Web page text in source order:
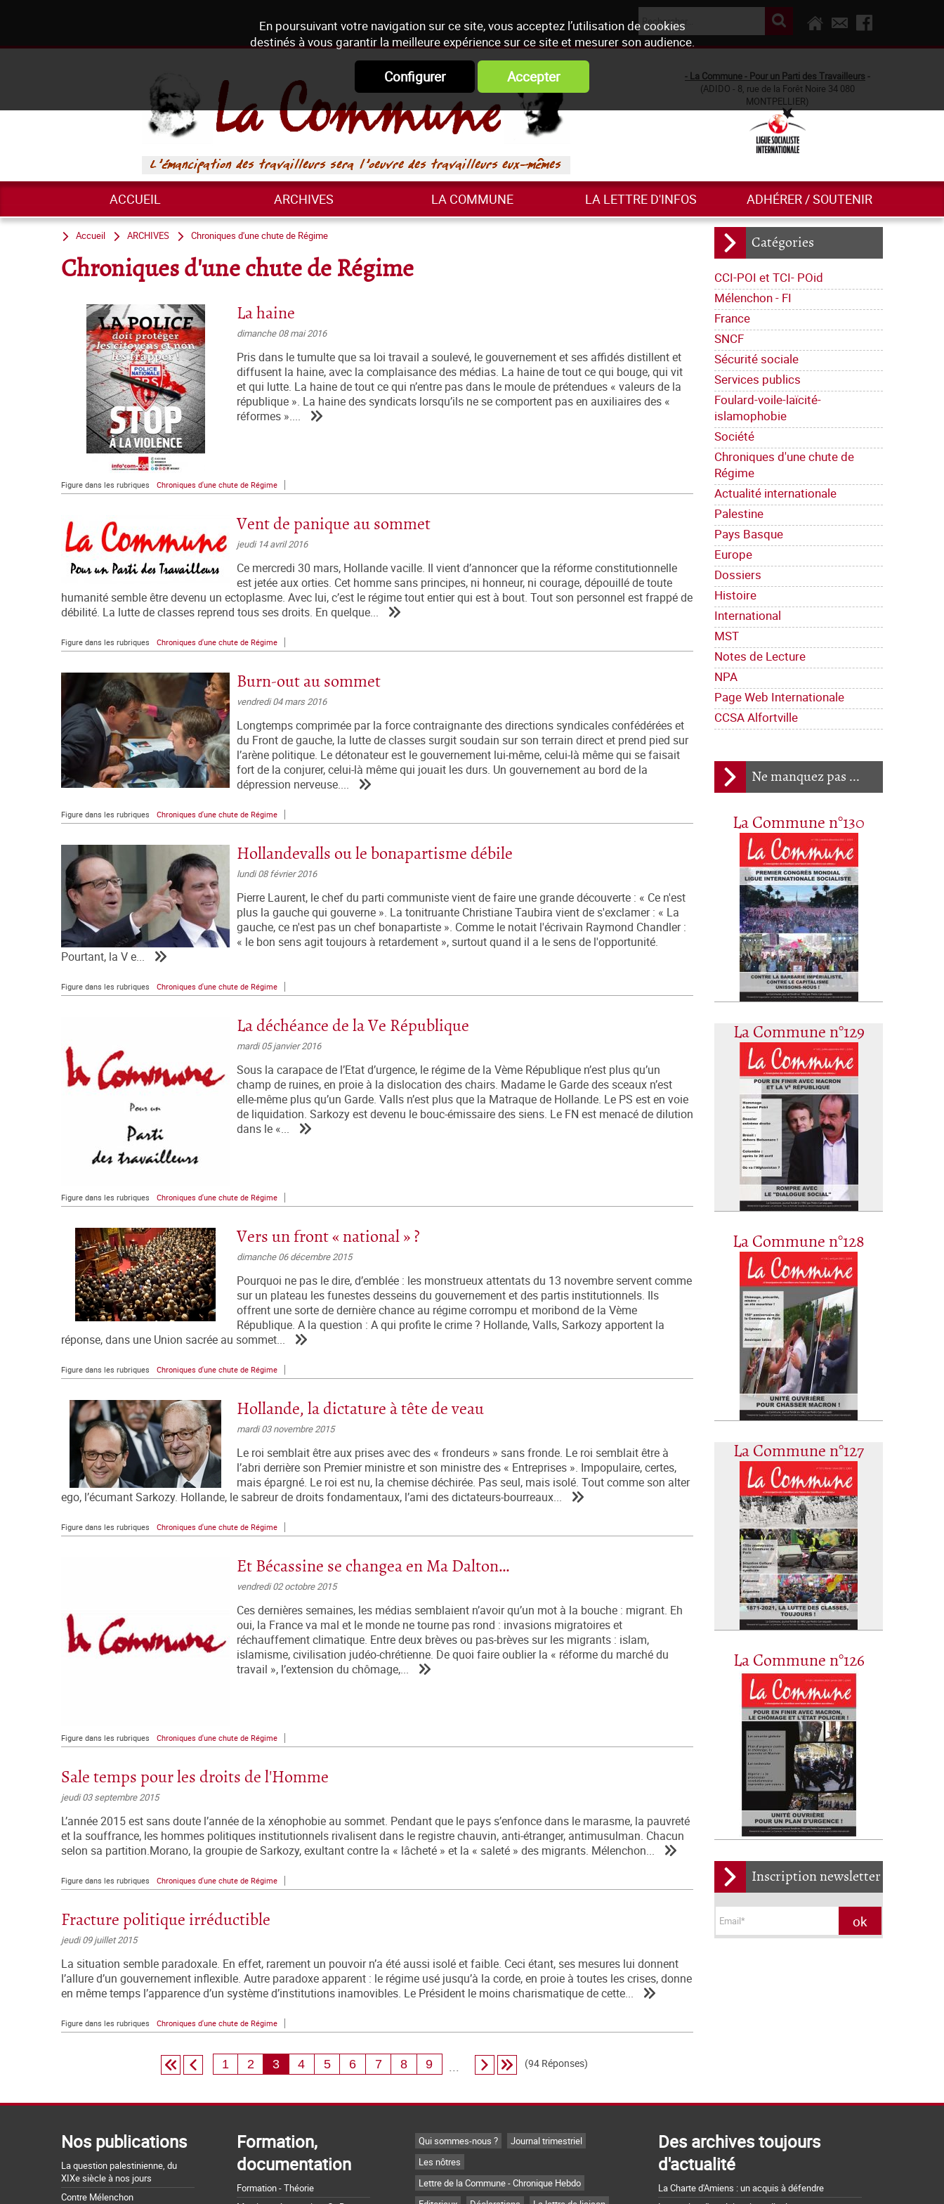
En poursuivant votre navigation sur ce site, vous acceptez l’utilisation de cookies
destinés à vous garantir la meilleure expérience sur ce site et mesurer son audience.
Configurer Accepter - La Commune - Pour un Parti des Travailleurs -
(ADIDO - 8, rue de la Forêt Noire 34 080
MONTPELLIER)
ACCUEIL ARCHIVES LA COMMUNE LA LETTRE D'INFOS ADHÉRER / SOUTENIR
Catégories
CCI-POI et TCI- POid
Mélenchon - FI
France
SNCF
Sécurité sociale
Services publics
Foulard-voile-laïcité-
islamophobie
Société
Chroniques d'une chute de
Régime
Actualité internationale
Palestine
Pays Basque
Europe
Dossiers
Histoire
International
MST
Notes de Lecture
NPA
Page Web Internationale
CCSA Alfortville
Ne manquez pas ...
La Commune n°130
La Commune n°129
La Commune n°128
La Commune n°127
La Commune n°126
Inscription newsletter
Accueil ARCHIVES Chroniques d'une chute de Régime
Chroniques d'une chute de Régime
La haine
dimanche 08 mai 2016
Pris dans le tumulte que sa loi travail a soulevé, le gouvernement et ses affidés distillent et
diffusent la haine, avec la complaisance des médias. La haine de tout ce qui bouge, qui vit
et qui lutte. La haine de tout ce qui n’entre pas dans le moule de prétendues « valeurs de la
république ». La haine des syndicats lorsqu’ils ne se comportent pas en auxiliaires des «
réformes »....
Figure dans les rubriques Chroniques d'une chute de Régime
Vent de panique au sommet
jeudi 14 avril 2016
Ce mercredi 30 mars, Hollande vacille. Il vient d’annoncer que la réforme constitutionnelle
est jetée aux orties. Cet homme sans principes, ni honneur, ni courage, dépouillé de toute
humanité semble être devenu un ectoplasme. Avec lui, c’est le régime tout entier qui est à bout. Tout son personnel est frappé de
débilité. La lutte de classes reprend tous ses droits. En quelque...
Figure dans les rubriques Chroniques d'une chute de Régime
Burn-out au sommet
vendredi 04 mars 2016
Longtemps comprimée par la force contraignante des directions syndicales confédérées et
du Front de gauche, la lutte de classes surgit soudain sur son terrain direct et prend pied sur
l’arène politique. Le détonateur est le gouvernement lui-même, celui-là même qui se faisait
fort de la conjurer, celui-là même qui jouait les durs. Un gouvernement au bord de la
dépression nerveuse....
Figure dans les rubriques Chroniques d'une chute de Régime
Hollandevalls ou le bonapartisme débile
lundi 08 février 2016
Pierre Laurent, le chef du parti communiste vient de faire une grande découverte : « Ce n'est
plus la gauche qui gouverne ». La tonitruante Christiane Taubira vient de s'exclamer : « La
gauche, ce n'est pas un chef bonapartiste ». Comme le notait l'écrivain Raymond Chandler :
« le bon sens agit toujours à retardement », surtout quand il a le sens de l'opportunité.
Pourtant, la V e...
Figure dans les rubriques Chroniques d'une chute de Régime
La déchéance de la Ve République
mardi 05 janvier 2016
Sous la carapace de l’Etat d’urgence, le régime de la Vème République n’est plus qu’un
champ de ruines, en proie à la dislocation des chairs. Madame le Garde des sceaux n’est
elle-même plus qu’un Garde. Valls n’est plus que la Matraque de Hollande. Le PS est en voie
de liquidation. Sarkozy est devenu le bouc-émissaire des siens. Le FN est menacé de dilution
dans le «...
Figure dans les rubriques Chroniques d'une chute de Régime
Vers un front « national » ?
dimanche 06 décembre 2015
Pourquoi ne pas le dire, d’emblée : les monstrueux attentats du 13 novembre servent comme
sur un plateau les funestes desseins du gouvernement et des partis institutionnels. Ils
offrent une sorte de dernière chance au régime corrompu et moribond de la Vème
République. A la question : A qui profite le crime ? Hollande, Valls, Sarkozy apportent la
réponse, dans une Union sacrée au sommet...
Figure dans les rubriques Chroniques d'une chute de Régime
Hollande, la dictature à tête de veau
mardi 03 novembre 2015
Le roi semblait être aux prises avec des « frondeurs » sans fronde. Le roi semblait être à
l’abri derrière son Premier ministre et son ministre des « Entreprises ». Impopulaire, certes,
mais épargné. Le roi est nu, la chemise déchirée. Pas seul, mais isolé. Tout comme son alter
ego, l’écumant Sarkozy. Hollande, le sabreur de droits fondamentaux, l’ami des dictateurs-bourreaux...
Figure dans les rubriques Chroniques d'une chute de Régime
Et Bécassine se changea en Ma Dalton…
vendredi 02 octobre 2015
Ces dernières semaines, les médias semblaient n’avoir qu’un mot à la bouche : migrant. Eh
oui, la France va mal et le monde ne tourne pas rond : invasions migratoires et
réchauffement climatique. Entre deux brèves ou pas-brèves sur les migrants : islam,
islamisme, civilisation judéo-chrétienne. De quoi faire oublier la « réforme du marché du
travail », l’extension du chômage,...
Figure dans les rubriques Chroniques d'une chute de Régime
Sale temps pour les droits de l'Homme
jeudi 03 septembre 2015
L’année 2015 est sans doute l’année de la xénophobie au sommet. Pendant que le pays s’enfonce dans le marasme, la pauvreté
et la souffrance, les hommes politiques institutionnels rivalisent dans le registre chauvin, anti-étranger, antimusulman. Chacun
selon sa partition.Morano, la groupie de Sarkozy, exultant contre la « lâcheté » et la « saleté » des migrants. Mélenchon...
Figure dans les rubriques Chroniques d'une chute de Régime
Fracture politique irréductible
jeudi 09 juillet 2015
La situation semble paradoxale. En effet, rarement un pouvoir n’a été aussi isolé et faible. Ceci étant, ses mesures lui donnent
l’allure d’un gouvernement inflexible. Autre paradoxe apparent : le régime usé jusqu’à la corde, en proie à toutes les crises, donne
en même temps l’apparence d’un système d’institutions inamovibles. Le Président le moins charismatique de cette...
Figure dans les rubriques Chroniques d'une chute de Régime
1 2 3 4 5 6 7 8 9 ... (94 Réponses)
Nos publications
La question palestinienne, du
XIXe siècle à nos jours
Contre Mélenchon
Formation,
documentation
Formation - Théorie
Qui sommes-nous ?
Journal trimestriel
Les nôtres
Lettre de la Commune - Chronique Hebdo
Des archives toujours
d'actualité
La Charte d'Amiens : un acquis à défendre